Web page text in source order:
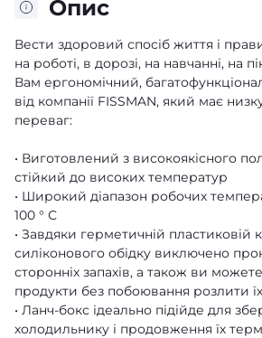
Опис
Вести здоровий спосіб життя і
на роботі, в дорозі, на навчанні, на
Вам ергономічний,
від компанії FISSMAN, який має
переваг:
• Виготовлений з високоякісного
стійкий до високих температур
• Широкий діапазон робочих
100 ° С
• Завдяки герметичній пластиковій
силіконового обідку виключено
сторонніх запахів, а також ви
продукти без побоювання розлити їх
• Ланч-бокс ідеально підійде для
холодильнику і продовження їх